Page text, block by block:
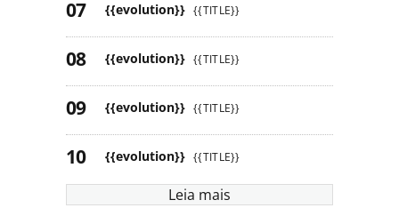
{{evolution}} {{TITLE}}
{{evolution}} {{TITLE}}
{{evolution}} {{TITLE}}
{{evolution}} {{TITLE}}
Leia mais